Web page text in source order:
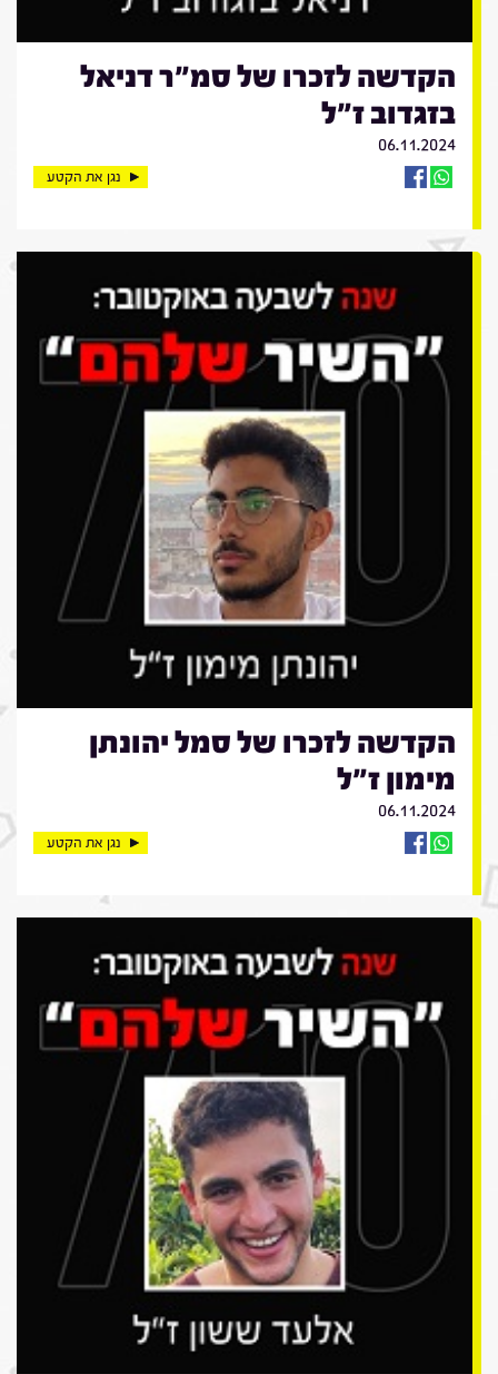
הקדשה לזכרו של סמ"ר דניאל
בזגדוב ז"ל
06.11.2024
נגן את הקטע
הקדשה לזכרו של סמל יהונתן
מימון ז"ל
06.11.2024
נגן את הקטע